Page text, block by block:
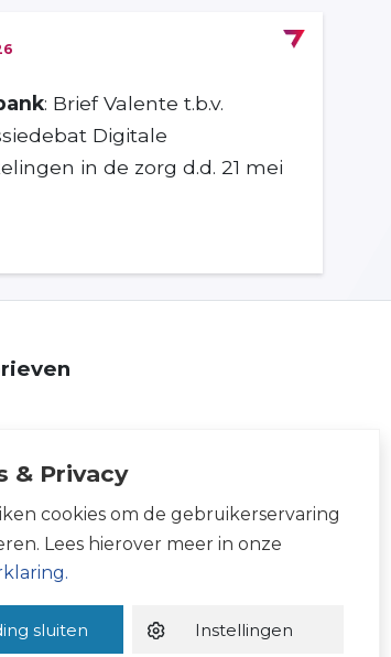
: Brief Valente t.b.v.
Digitale
in de zorg d.d. 21 mei
& Privacy
cookies om de gebruikerservaring
Lees hierover meer in onze
sluiten Instellingen